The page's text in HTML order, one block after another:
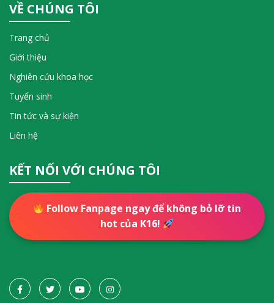
VỀ CHÚNG TÔI
Trang chủ
Giới thiệu
Nghiên cứu khoa học
Tuyển sinh
Tin tức và sự kiện
Liên hệ
KẾT NỐI VỚI CHÚNG TÔI
Follow Fanpage ngay để không bỏ lỡ tin
hot của K16!